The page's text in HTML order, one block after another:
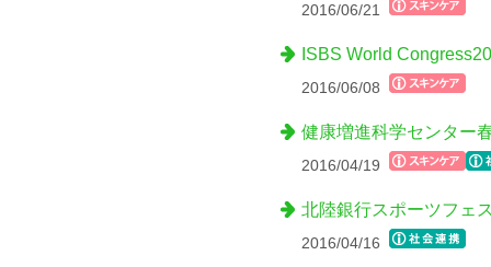
2016/06/21
ISBS World
2016/06/08
健康増進科学センター
2016/04/19
北陸銀行スポーツフェ
2016/04/16